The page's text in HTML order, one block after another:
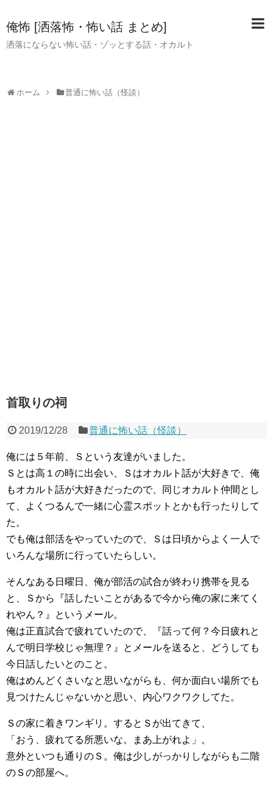
俺怖 [洒落怖・怖い話 まとめ]
洒落にならない怖い話・ゾッとする話・オカルト
ホーム 普通に怖い話（怪談）
首取りの祠
2019/12/28 普通に怖い話（怪談）
俺には５年前、Ｓという友達がいました。
Ｓとは高１の時に出会い、Ｓはオカルト話が大好きで、俺
もオカルト話が大好きだったので、同じオカルト仲間とし
て、よくつるんで一緒に心霊スポットとかも行ったりして
た。
でも俺は部活をやっていたので、Ｓは日頃からよく一人で
いろんな場所に行っていたらしい。
そんなある日曜日、俺が部活の試合が終わり携帯を見る
と、Ｓから『話したいことがあるで今から俺の家に来てく
れやん？』というメール。
俺は正直試合で疲れていたので、『話って何？今日疲れと
んで明日学校じゃ無理？』とメールを送ると、どうしても
今日話したいとのこと。
俺はめんどくさいなと思いながらも、何か面白い場所でも
見つけたんじゃないかと思い、内心ワクワクしてた。
Ｓの家に着きワンギリ。するとＳが出てきて、
「おう、疲れてる所悪いな。まあ上がれよ」。
意外といつも通りのＳ。俺は少しがっかりしながらも二階
のＳの部屋へ。